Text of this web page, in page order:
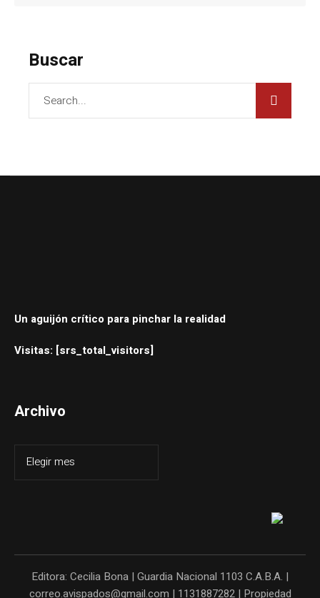
Buscar
Un aguijón crítico para pinchar la realidad
Visitas: [srs_total_visitors]
Archivo
Editora: Cecilia Bona | Guardia Nacional 1103 C.A.B.A. |
correo.avispados@gmail.com | 1131887282 | Propiedad